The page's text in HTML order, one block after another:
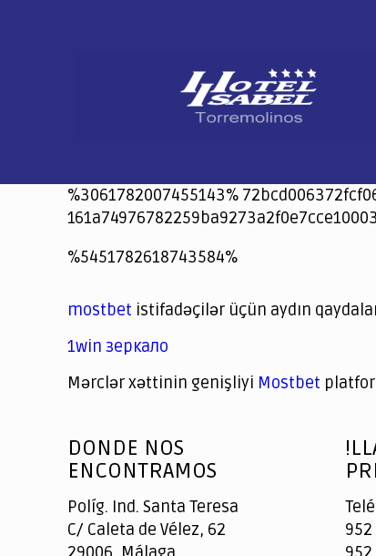
%3061782007455143%
jeetcity
1xbet
jeet city casino
%5451782618743584%
spintiger
Avabet
Spinrise
Crown Green
Crowngreen casino login
슈가 러쉬1000 슬롯
crazy time casino online
1xcasinozambia.com
codingworldnews.com
parimatch.kr
winorio
winorio casino
winorio
mostbet istifadəçilər üçün aydın
1win зеркало
Mərclər xəttinin genişliyi Mostbet
of
Casino
DONDE NOS
ENCONTRAMOS
Políg. Ind. Santa Teresa
C/ Caleta de Vélez, 62
952